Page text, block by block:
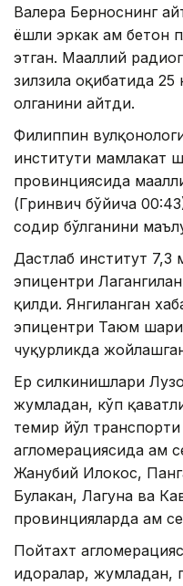
Валера Берноснинг
ёшли эркак ҳам бетон
этган. Маҳаллий
зилзила оқибатида 25
олганини айтди.
Филиппин
институти мамлакат
провинциясида
(Гринвич бўйича
содир бўлганини
Дастлаб институт 7,3
эпицентри
қилди. Янгиланган
эпицентри Таюм
чуқурликда
Ер силкинишлари
жумладан, кўп
темир йўл
агломерациясида ҳам
Жанубий Илокос,
Булакан, Лагуна ва
провинцияларда ҳам
Пойтахт
идоралар, жумладан,